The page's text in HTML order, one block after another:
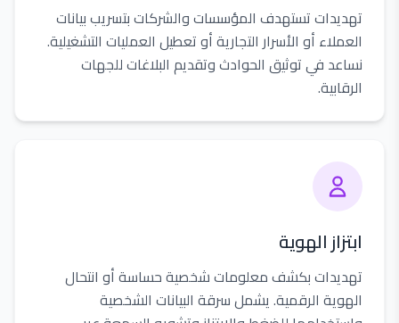
تهديدات تستهدف المؤسسات والشركات بتسريب بيانات
العملاء أو الأسرار التجارية أو تعطيل العمليات التشغيلية.
نساعد في توثيق الحوادث وتقديم البلاغات للجهات
الرقابية.
ابتزاز الهوية
تهديدات بكشف معلومات شخصية حساسة أو انتحال
الهوية الرقمية. يشمل سرقة البيانات الشخصية